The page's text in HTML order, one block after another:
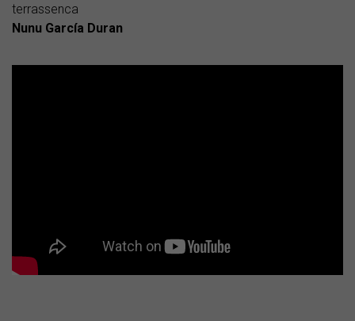
terrassenca
Nunu García Duran